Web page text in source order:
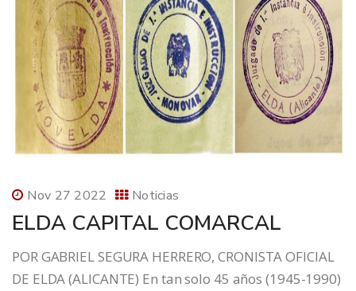
Nov 27 2022 Noticias
ELDA CAPITAL COMARCAL
POR GABRIEL SEGURA HERRERO, CRONISTA OFICIAL
DE ELDA (ALICANTE) En tan solo 45 años (1945-1990)